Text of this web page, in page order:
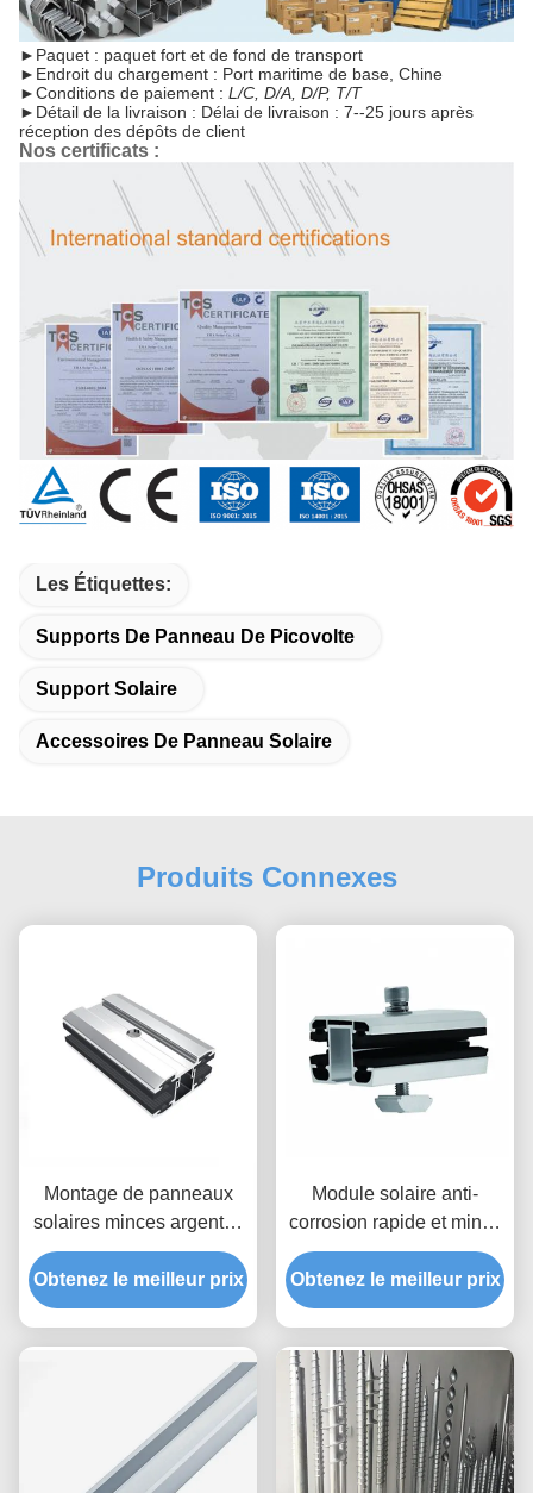
► Paquet : paquet fort et de fond de transport
► Endroit du chargement : Port maritime de base, Chine
►Conditions de paiement : L/C, D/A, D/P, T/T
► Détail de la livraison : Délai de livraison : 7--25 jours après
réception des dépôts de client
Nos certificats :
Les Étiquettes:
Supports De Panneau De Picovolte
Support Solaire
Accessoires De Panneau Solaire
Produits Connexes
Montage de panneaux
solaires minces argentés
ou personnalisés
Obtenez le meilleur prix
Module solaire anti-
corrosion rapide et mince
AL 6005
Obtenez le meilleur prix